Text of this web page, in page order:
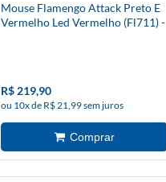
Mouse Flamengo Attack Preto E
Vermelho Led Vermelho (Fl711) -
R$ 219,90
ou 10x de R$ 21,99 sem juros